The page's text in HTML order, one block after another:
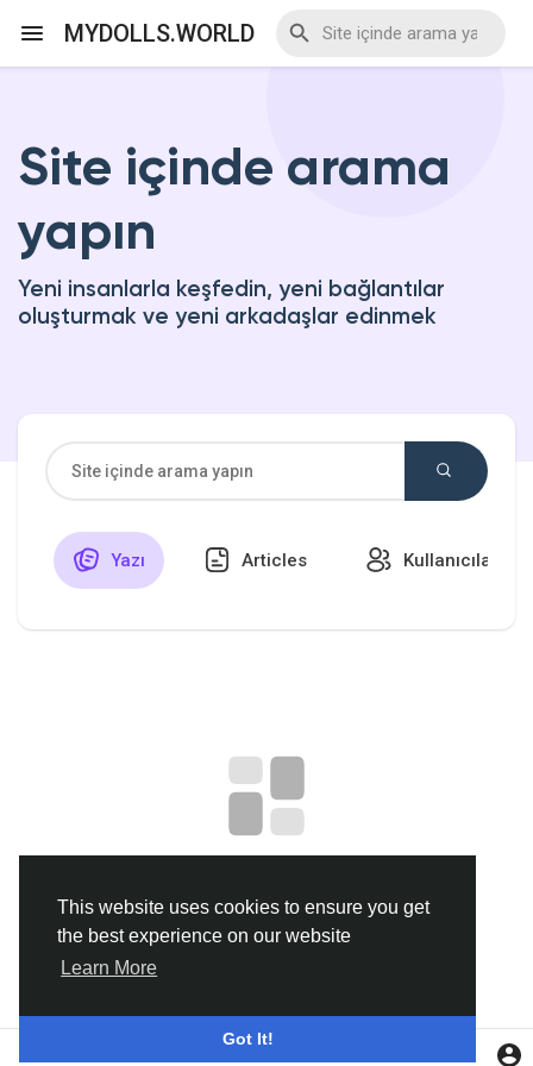
This website uses cookies to ensure you get
the best experience on our website
Learn More
Got It!
MYDOLLS.WORLD
Discover Events
My Events
Discover Gruplar
Popular Posts
Discover Posts
Site içinde arama
yapın
Yeni insanlarla keşfedin, yeni bağlantılar
oluşturmak ve yeni arkadaşlar edinmek
Yazı Articles Kullanıcılar